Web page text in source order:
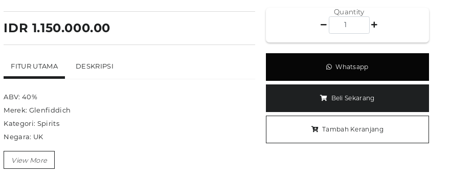
IDR 1.150.000.00
FITUR UTAMA DESKRIPSI
ABV: 40%
Merek: Glenfiddich
Kategori: Spirits
Negara: UK
Ukuran: 700ml
Sub Kategori: Whisky
Quantity
Whatsapp
Beli Sekarang
Tambah Keranjang